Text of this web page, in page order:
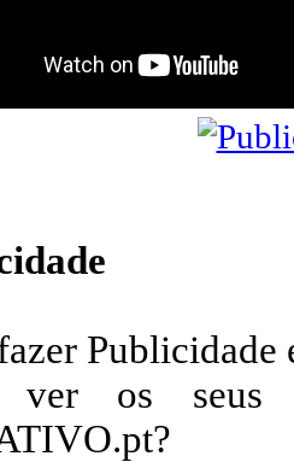
ver os seus